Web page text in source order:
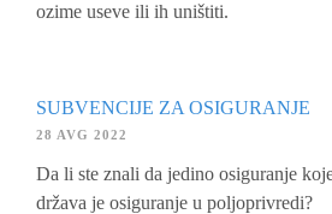
ozime useve ili ih uništiti.
SUBVENCIJE ZA OSIGURANJE
28 AVG 2022
Da li ste znali da jedino osiguranje
država je osiguranje u poljoprivredi?